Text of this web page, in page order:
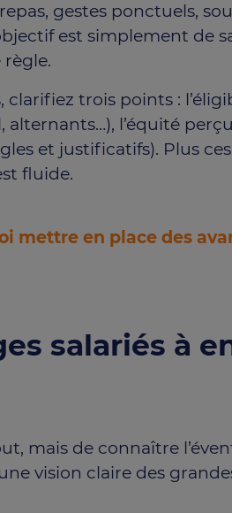
gestes ponctuels,
est simplement de
règle.
trois points :
alternants…), l’équité
et justificatifs). Plus
fluide.
mettre en place des
salariés à
mais de connaître
vision claire des